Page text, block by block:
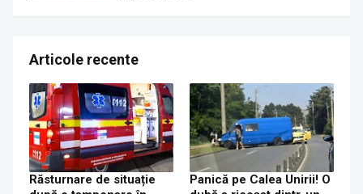
Articole recente
Răsturnare de situație
Panică pe Calea Unirii! O